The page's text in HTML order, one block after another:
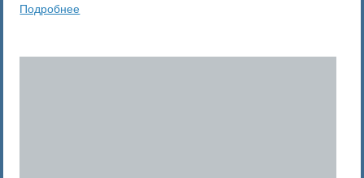
Подробнее